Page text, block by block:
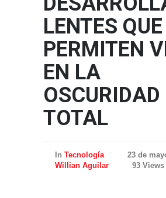
LENTES QUE
PERMITEN
EN LA
OSCURIDAD
TOTAL
In Tecnología
23 de
Willian Aguilar
93 Views